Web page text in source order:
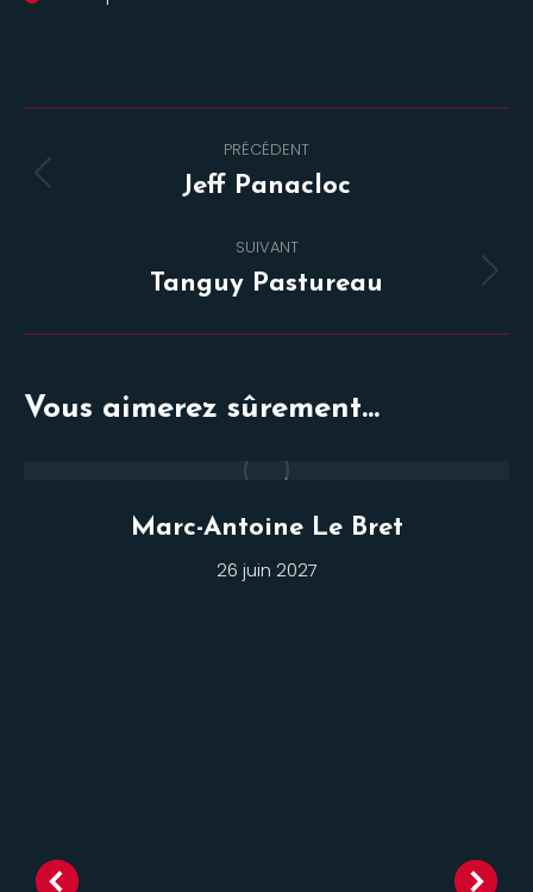
de
PRÉCÉDENT
Onglet
Jeff Panacloc
SUIVANT
Projets
Tanguy Pastureau
Vous aimerez sûrement...
Marc-Antoine Le Bret
26 juin 2027